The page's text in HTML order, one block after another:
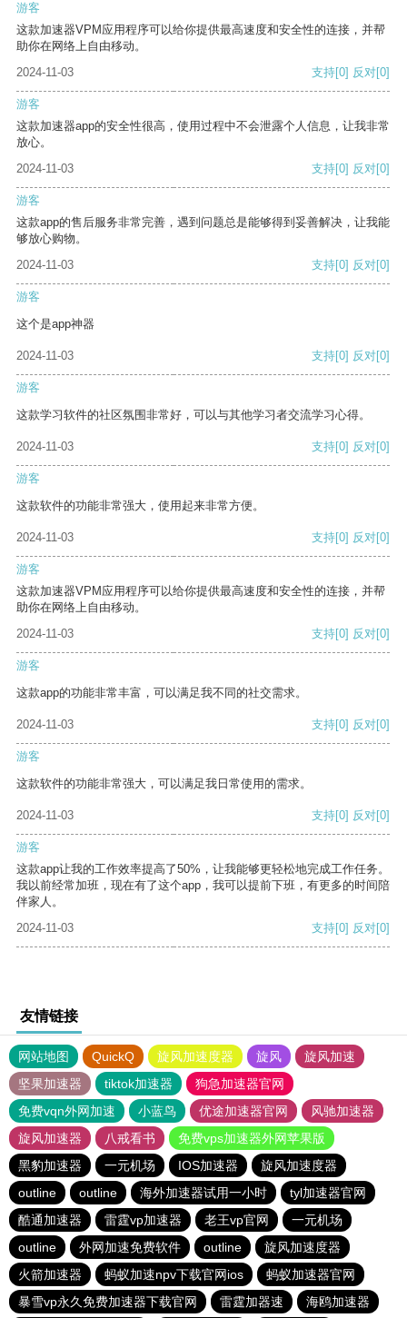
游客
这款加速器VPM应用程序可以给你提供最高速度和安全性的连接，并帮
助你在网络上自由移动。
2024-11-03
支持[0] 反对[0]
游客
这款加速器app的安全性很高，使用过程中不会泄露个人信息，让我非常
放心。
2024-11-03
支持[0] 反对[0]
游客
这款app的售后服务非常完善，遇到问题总是能够得到妥善解决，让我能
够放心购物。
2024-11-03
支持[0] 反对[0]
游客
这个是app神器
2024-11-03 支持[0] 反对[0]
游客
这款学习软件的社区氛围非常好，可以与其他学习者交流学习心得。
2024-11-03 支持[0] 反对[0]
游客
这款软件的功能非常强大，使用起来非常方便。
2024-11-03 支持[0] 反对[0]
游客
这款加速器VPM应用程序可以给你提供最高速度和安全性的连接，并帮
助你在网络上自由移动。
2024-11-03
支持[0] 反对[0]
游客
这款app的功能非常丰富，可以满足我不同的社交需求。
2024-11-03 支持[0] 反对[0]
游客
这款软件的功能非常强大，可以满足我日常使用的需求。
2024-11-03 支持[0] 反对[0]
游客
这款app让我的工作效率提高了50%，让我能够更轻松地完成工作任务。
我以前经常加班，现在有了这个app，我可以提前下班，有更多的时间陪
伴家人。
2024-11-03
支持[0] 反对[0]
友情链接
网站地图 QuickQ 旋风加速度器 旋风
旋风加速
坚果加速器
tiktok加速器
狗急加速器官网
免费vqn外网加速
小蓝鸟 优途加速器官网
风驰加速器
旋风加速器
八戒看书
免费vps加速器外网苹果版
黑豹加速器
一元机场 IOS加速器
旋风加速度器
outline
outline 海外加速器试用一小时
tyl加速器官网
酷通加速器
雷霆vp加速器 老王vp官网
一元机场
outline
外网加速免费软件 outline
旋风加速度器
火箭加速器
蚂蚁加速npv下载官网ios
蚂蚁加速器官网
暴雪vp永久免费加速器下载官网
雷霆加器速 海鸥加速器